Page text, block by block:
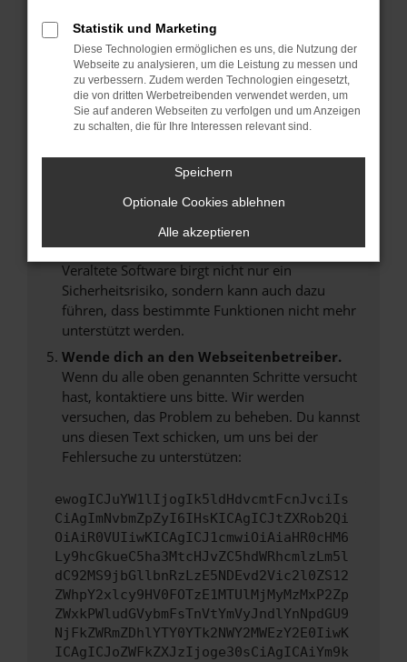
Manche Erweiterungen, wie Werbeblocker,
können das Laden bestimmter Seiten
verhindern. Funktioniert die Seite in einem
anderen Browser oder in einem privaten
Fenster?
Das kann manchmal helfen, vorübergehende
Probleme zu beheben.
Stelle sicher, dass dein Browser und dein
Betriebssystem auf dem neuesten Stand
sind.
Veraltete Software birgt nicht nur ein
Sicherheitsrisiko, sondern kann auch dazu
führen, dass bestimmte Funktionen nicht mehr
unterstützt werden.
Wende dich an den Webseitenbetreiber.
Wenn du alle oben genannten Schritte versucht
hast, kontaktiere uns bitte. Wir werden
versuchen, das Problem zu beheben. Du kannst
uns diesen Text schicken, um uns bei der
Fehlersuche zu unterstützen:
ewogICJuYW1lIjogIk5ldHdvcmtFcnJvciIs
CiAgImNvbmZpZyI6IHsKICAgICJtZXRob2Qi
OiAiR0VUIiwKICAgICJ1cmwiOiAiaHR0cHM6
Ly9hcGkueC5ha3MtcHJvZC5hdWRhcmlzLm5l
dC92MS9jbGllbnRzLzE5NDEvd2Vic2l0ZS12
ZWhpY2xlcy9HV0FOTzE1MTUlMjMyMzMxP2Zp
ZWxkPWludGVybmFsTnVtYmVyJndlYnNpdGU9
NjFkZWRmZDhlYTY0YTk2NWY2MWEzY2E0IiwK
ICAgICJoZWFkZXJzIjoge30sCiAgICAiYm9k
Statistik und Marketing
Diese Technologien ermöglichen es uns, die Nutzung der
Webseite zu analysieren, um die Leistung zu messen und
zu verbessern. Zudem werden Technologien eingesetzt,
die von dritten Werbetreibenden verwendet werden, um
Sie auf anderen Webseiten zu verfolgen und um Anzeigen
zu schalten, die für Ihre Interessen relevant sind.
Speichern
Optionale Cookies ablehnen
Alle akzeptieren